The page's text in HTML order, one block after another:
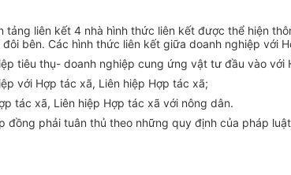
tảng liên kết 4 nhà hình thức liên kết được thể hiện
bên. Các hình thức liên kết giữa doanh nghiệp với
tiêu thụ- doanh nghiệp cung ứng vật tư đầu vào với
với Hợp tác xã, Liên hiệp Hợp tác xã;
tác xã, Liên hiệp Hợp tác xã với nông dân.
đồng phải tuân thủ theo những quy định của pháp